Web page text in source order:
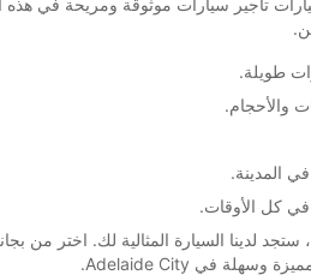
طويلة.
والأحجام.
المدينة.
في كل الأوقات.
لدينا السيارة المثالية لك. اختر من